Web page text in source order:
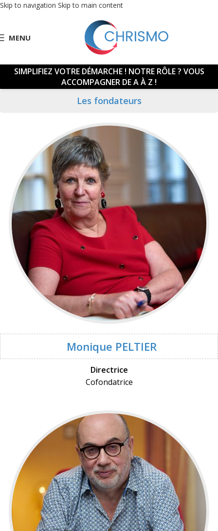
Skip to navigation Skip to main content
MENU
SIMPLIFIEZ VOTRE DÉMARCHE ! NOTRE RÔLE ? VOUS
ACCOMPAGNER DE A À Z !
Les fondateurs
Monique PELTIER
Directrice
Cofondatrice